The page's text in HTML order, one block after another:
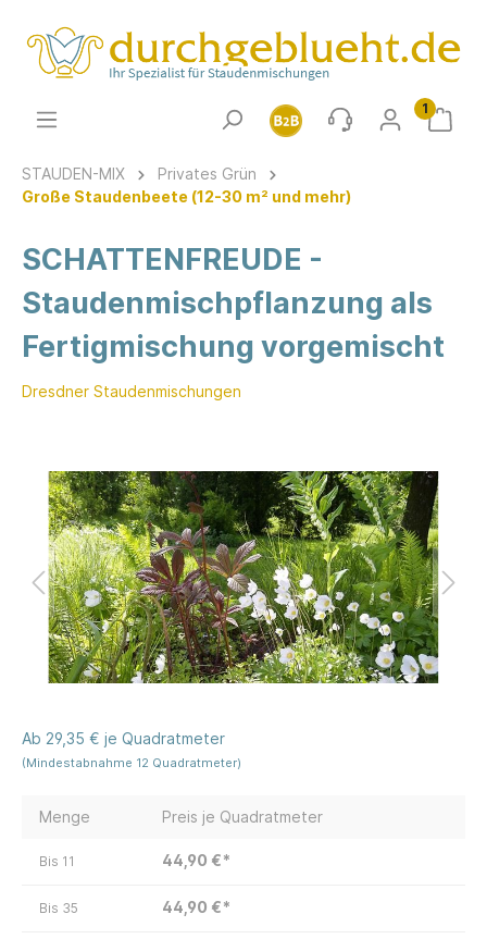
1
STAUDEN-MIX
Privates Grün
Große Staudenbeete (12-30 m² und mehr)
SCHATTENFREUDE -
Staudenmischpflanzung als
Fertigmischung vorgemischt
Dresdner Staudenmischungen
Ab 29,35 € je Quadratmeter
(Mindestabnahme 12 Quadratmeter)
Menge Preis je Quadratmeter
Bis 11 44,90 €*
Bis 35 44,90 €*